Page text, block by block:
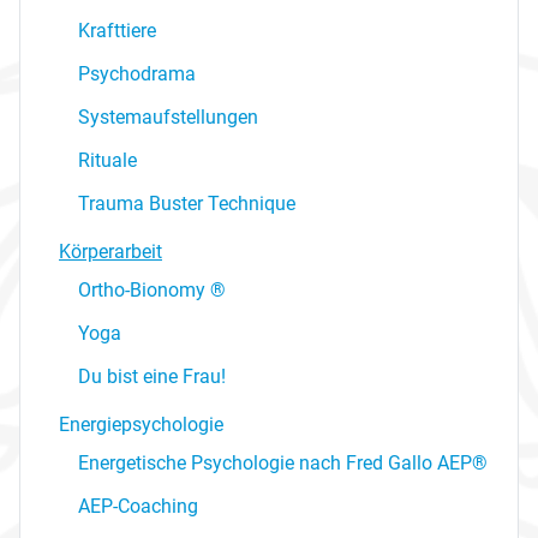
Krafttiere
Psychodrama
Systemaufstellungen
Rituale
Trauma Buster Technique
Körperarbeit
Ortho-Bionomy ®
Yoga
Du bist eine Frau!
Energiepsychologie
Energetische Psychologie nach Fred Gallo AEP®
AEP-Coaching